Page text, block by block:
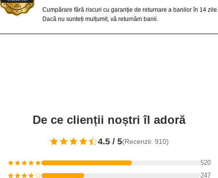
Cumpărare fără riscuri cu garanție de returnare a banilor în 14 zile.
Dacă nu sunteți mulțumit, vă returnăm banii.
De ce clienții noștri îl adoră
4.5 / 5(Recenzii: 910)
520
247